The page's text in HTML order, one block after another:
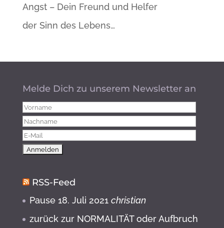
Angst – Dein Freund und Helfer
der Sinn des Lebens…
Melde Dich zu unserem Newsletter an
RSS-Feed
Pause 18. Juli 2021 christian
zurück zur NORMALITÄT oder Aufbruch